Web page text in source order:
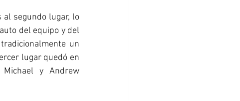
segundo lugar, lo
del equipo y del
un
lugar quedó en
y Andrew